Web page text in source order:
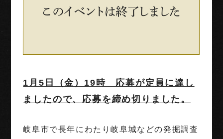
このイベントは終了しました
1月5日（金）19時 応募が定員に達し
ましたので、応募を締め切りました。
岐阜市で長年にわたり岐阜城などの発掘調査